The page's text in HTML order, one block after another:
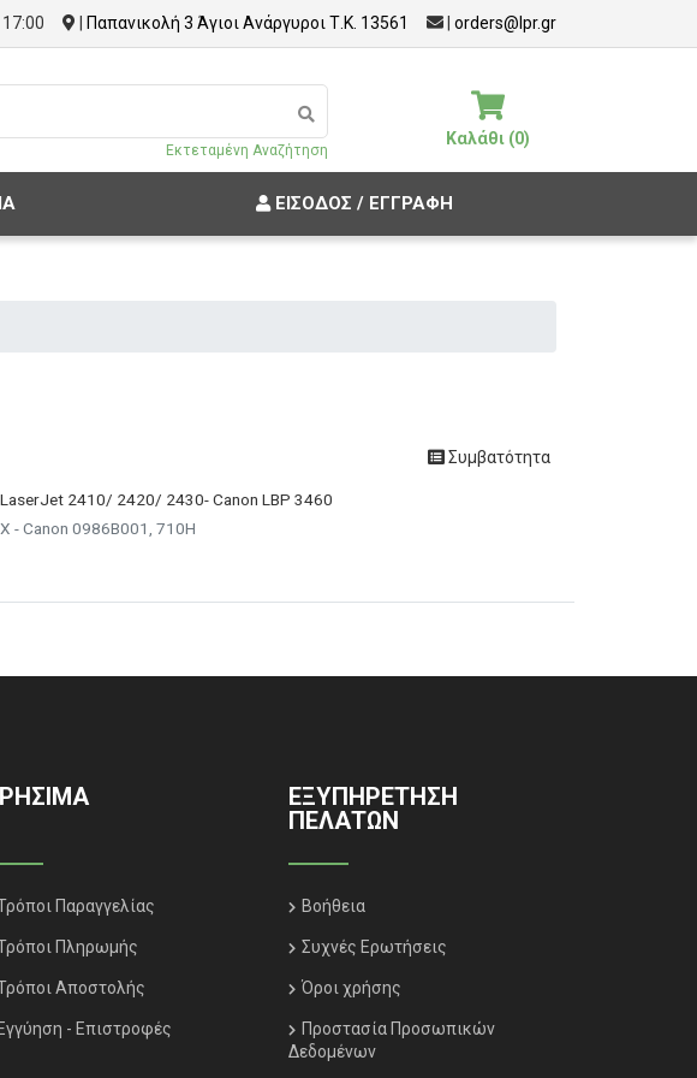
17:00 Παπανικολή 3 Άγιοι Ανάργυροι Τ.Κ. 13561 orders@lpr.gr
Εκτεταμένη Αναζήτηση
Καλάθι (0)
ΕΊΣΟΔΟΣ / ΕΓΓΡΑΦΉ
2410/ 2420/ 2430- Canon LBP 3460
- Canon 0986B001, 710H
Συμβατότητα
Παραγγελίας
Πληρωμής
Αποστολής
Εγγύηση - Επιστροφές
ΕΞΥΠΗΡΈΤΗΣΗ
ΠΕΛΑΤΏΝ
Βοήθεια
Συχνές Ερωτήσεις
Όροι χρήσης
Προστασία Προσωπικών
Δεδομένων